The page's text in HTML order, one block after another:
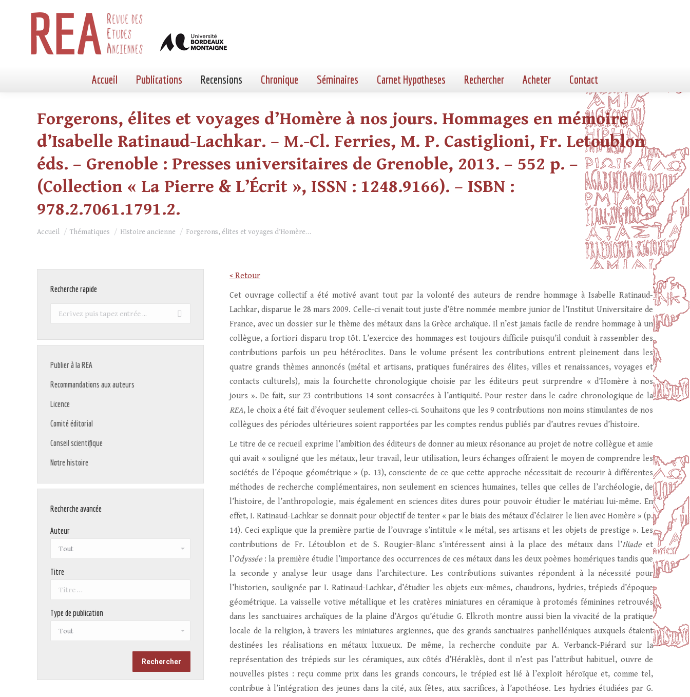
Accueil Publications Recensions Chronique Séminaires Carnet Hypotheses Rechercher Acheter Contact
Forgerons, élites et voyages d’Homère à nos jours. Hommages en mémoire
d’Isabelle Ratinaud-Lachkar. – M.-Cl. Ferries, M. P. Castiglioni, Fr. Letoublon
éds. – Grenoble : Presses universitaires de Grenoble, 2013. – 552 p. –
(Collection « La Pierre & L’Écrit », ISSN : 1248.9166). – ISBN :
978.2.7061.1791.2.
Vous êtes ici :
Accueil Thématiques Histoire ancienne Forgerons, élites et voyages d’Homère…
< Retour
Cet ouvrage collectif a été motivé avant tout par la volonté des auteurs de rendre hommage à Isabelle Ratinaud-
Lachkar, disparue le 28 mars 2009. Celle-ci venait tout juste d’être nommée membre junior de l’Institut Universitaire de
France, avec un dossier sur le thème des métaux dans la Grèce archaïque. Il n’est jamais facile de rendre hommage à un
collègue, a fortiori disparu trop tôt. L’exercice des hommages est toujours difficile puisqu’il conduit à rassembler des
contributions parfois un peu hétéroclites. Dans le volume présent les contributions entrent pleinement dans les
quatre grands thèmes annoncés (métal et artisans, pratiques funéraires des élites, villes et renaissances, voyages et
contacts culturels), mais la fourchette chronologique choisie par les éditeurs peut surprendre « d’Homère à nos
jours ». De fait, sur 23 contributions 14 sont consacrées à l’antiquité. Pour rester dans le cadre chronologique de la
REA, le choix a été fait d’évoquer seulement celles-ci. Souhaitons que les 9 contributions non moins stimulantes de nos
collègues des périodes ultérieures soient rapportées par les comptes rendus publiés par d’autres revues d’histoire.
Le titre de ce recueil exprime l’ambition des éditeurs de donner au mieux résonance au projet de notre collègue et amie
qui avait « souligné que les métaux, leur travail, leur utilisation, leurs échanges offraient le moyen de comprendre les
sociétés de l’époque géométrique » (p. 13), consciente de ce que cette approche nécessitait de recourir à différentes
méthodes de recherche complémentaires, non seulement en sciences humaines, telles que celles de l’archéologie, de
l’histoire, de l’anthropologie, mais également en sciences dites dures pour pouvoir étudier le matériau lui-même. En
effet, I. Ratinaud-Lachkar se donnait pour objectif de tenter « par le biais des métaux d’éclairer le lien avec Homère » (p.
14). Ceci explique que la première partie de l’ouvrage s’intitule « le métal, ses artisans et les objets de prestige ». Les
contributions de Fr. Létoublon et de S. Rougier-Blanc s’intéressent ainsi à la place des métaux dans l’Iliadeet
l’Odyssée : la première étudie l’importance des occurrences de ces métaux dans les deux poèmes homériques tandis que
la seconde y analyse leur usage dans l’architecture. Les contributions suivantes répondent à la nécessité pour
l’historien, soulignée par I. Ratinaud-Lachkar, d’étudier les objets eux-mêmes, chaudrons, hydries, trépieds d’époque
géométrique. La vaisselle votive métallique et les cratères miniatures en céramique à protomés féminines retrouvés
dans les sanctuaires archaïques de la plaine d’Argos qu’étudie G. Elkroth montre aussi bien la vivacité de la pratique
locale de la religion, à travers les miniatures argiennes, que des grands sanctuaires panhelléniques auxquels étaient
destinées les réalisations en métaux luxueux. De même, la recherche conduite par A. Verbanck-Piérard sur la
représentation des trépieds sur les céramiques, aux côtés d’Héraklès, dont il n’est pas l’attribut habituel, ouvre de
nouvelles pistes : reçu comme prix dans les grands concours, le trépied est lié à l’exploit héroïque et, comme tel,
contribue à l’intégration des jeunes dans la cité, aux fêtes, aux sacrifices, à l’apothéose. Les hydries étudiées par G.
Recherche rapide
Recherche
Publier à la REA
Recommandations aux auteurs
Licence
Comité éditorial
Conseil scientifique
Notre histoire
Recherche avancée
Auteur
Titre
Type de publication